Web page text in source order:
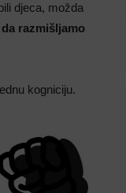
djeca, možda
razmišljamo
kogniciju.